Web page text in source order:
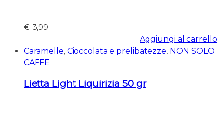
€ 3,99
Aggiungi al carrello
Caramelle, Cioccolata e prelibatezze, NON SOLO
CAFFE
Lietta Light Liquirizia 50 gr